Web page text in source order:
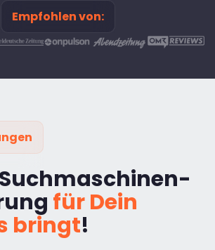
Empfohlen von:
für Dein
bringt!